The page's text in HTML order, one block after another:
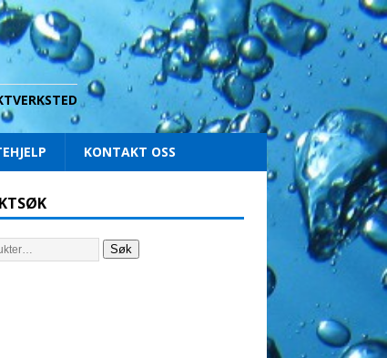
KONTAKT OSS
Søk